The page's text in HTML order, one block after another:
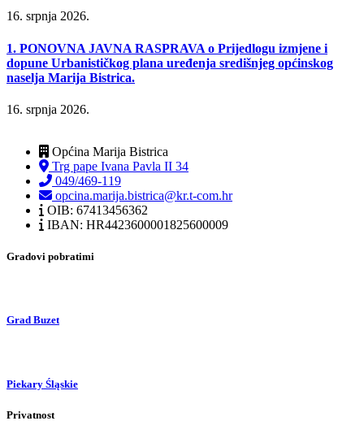
16. srpnja 2026.
1. PONOVNA JAVNA RASPRAVA o Prijedlogu izmjene i
dopune Urbanističkog plana uređenja središnjeg općinskog
naselja Marija Bistrica.
16. srpnja 2026.
Općina Marija Bistrica
Trg pape Ivana Pavla II 34
049/469-119
opcina.marija.bistrica@kr.t-com.hr
OIB: 67413456362
IBAN: HR4423600001825600009
Gradovi pobratimi
Grad Buzet
Piekary Śląskie
Privatnost